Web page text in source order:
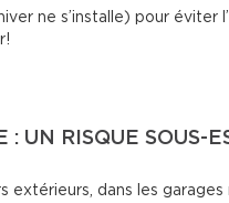
ne s’installe) pour éviter
UN RISQUE SOUS-
extérieurs, dans les